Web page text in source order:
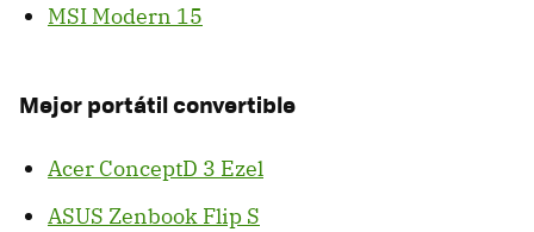
MSI Modern 15
Mejor portátil convertible
Acer ConceptD 3 Ezel
ASUS Zenbook Flip S